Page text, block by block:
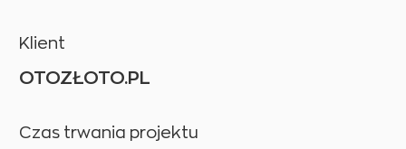
Klient
OTOZŁOTO.PL
Czas trwania projektu